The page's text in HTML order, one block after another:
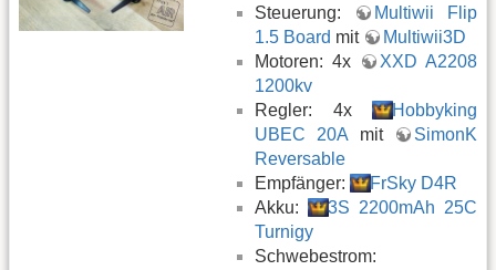
Steuerung:
Multiwii Flip
1.5 Board mit
Multiwii3D
Motoren: 4x
XXD A2208
1200kv
Regler: 4x
Hobbyking
UBEC 20A mit
SimonK
Reversable
Empfänger:
FrSky D4R
Akku:
3S 2200mAh 25C
Turnigy
Schwebestrom: